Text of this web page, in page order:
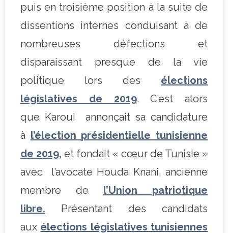
puis en troisième position à la suite de
dissentions internes conduisant à de
nombreuses défections et
disparaissant presque de la vie
politique lors des élections
législatives de 2019.
C’est alors
que Karoui annonçait sa candidature
à l’élection présidentielle tunisienne
de 2019, et fondait « cœur de Tunisie »
avec l’avocate Houda Knani, ancienne
membre de l’Union patriotique
libre. Présentant des candidats
aux élections législatives tunisiennes